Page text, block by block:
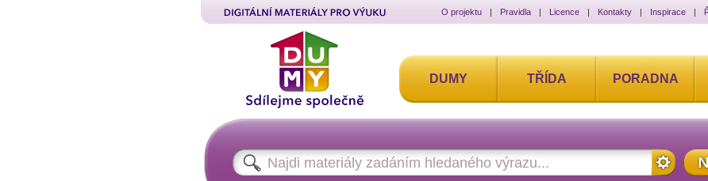
O projektu | Pravidla | Licence | Kontakty | Inspirace |
DUMY TŘÍDA PORADNA